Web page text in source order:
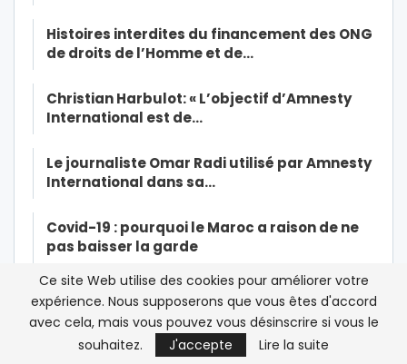
Histoires interdites du financement des ONG
de droits de l’Homme et de…
Christian Harbulot: « L’objectif d’Amnesty
International est de…
Le journaliste Omar Radi utilisé par Amnesty
International dans sa…
Covid-19 : pourquoi le Maroc a raison de ne
pas baisser la garde
Soutien médical du Maroc en Afrique : de la
parole aux actes
Exclusif- Marocains bloqués en France:
Ce site Web utilise des cookies pour améliorer votre
expérience. Nous supposerons que vous êtes d'accord
avec cela, mais vous pouvez vous désinscrire si vous le
souhaitez.
J'accepte Lire la suite